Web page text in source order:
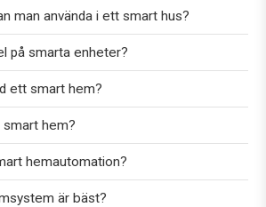
man använda i ett smart hus?
på smarta enheter?
ett smart hem?
hem?
hemautomation?
är bäst?